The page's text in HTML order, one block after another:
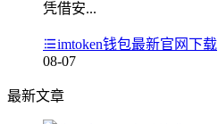
凭借安...
imtoken钱包最新官网下载
08-07
最新文章